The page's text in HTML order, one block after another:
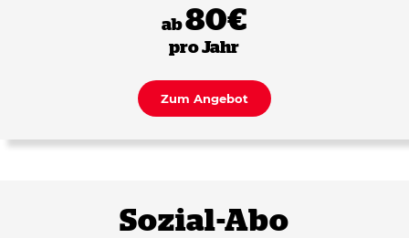
ab80€
pro Jahr
Zum Angebot
Sozial-Abo